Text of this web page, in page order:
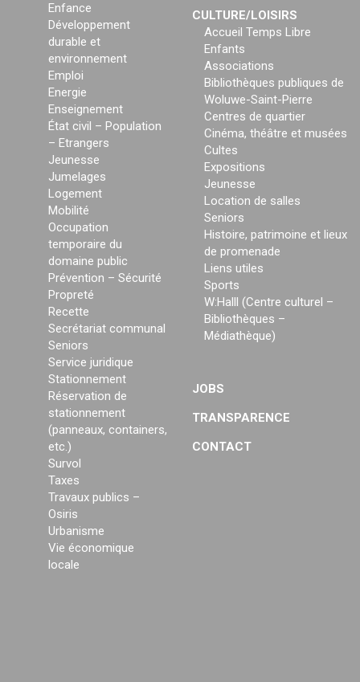
Enfance
Développement
durable et
environnement
Emploi
Energie
Enseignement
État civil – Population
– Etrangers
Jeunesse
Jumelages
Logement
Mobilité
Occupation
temporaire du
domaine public
Prévention – Sécurité
Propreté
Recette
Secrétariat communal
Seniors
Service juridique
Stationnement
Réservation de
stationnement
(panneaux, containers,
etc.)
Survol
Taxes
Travaux publics –
Osiris
Urbanisme
Vie économique
locale
CULTURE/LOISIRS
Accueil Temps Libre
Enfants
Associations
Bibliothèques publiques de
Woluwe-Saint-Pierre
Centres de quartier
Cinéma, théâtre et musées
Cultes
Expositions
Jeunesse
Location de salles
Seniors
Histoire, patrimoine et lieux
de promenade
Liens utiles
Sports
W:Halll (Centre culturel –
Bibliothèques –
Médiathèque)
JOBS
TRANSPARENCE
CONTACT